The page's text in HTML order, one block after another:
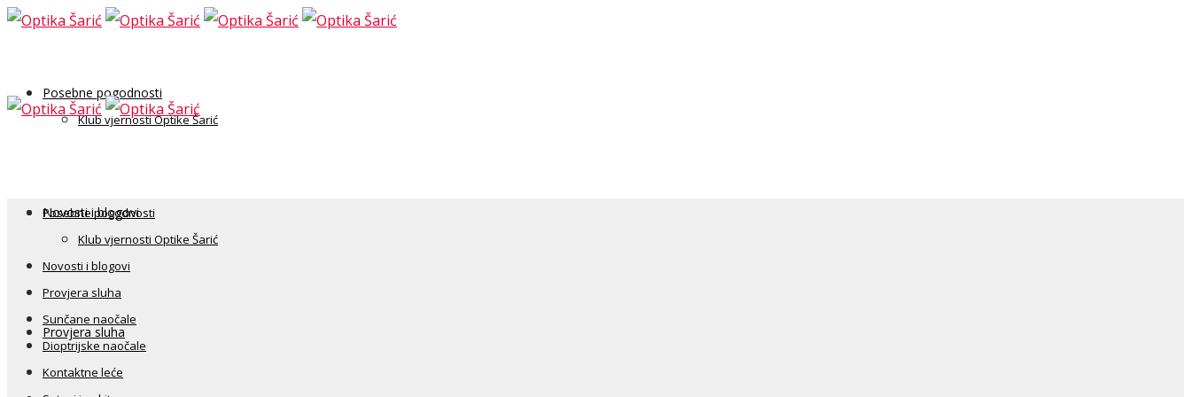
Posebne pogodnosti
Klub vjernosti Optike Šarić
Novosti i blogovi
Provjera sluha
Posebne pogodnosti
Klub vjernosti Optike Šarić
Novosti i blogovi
Provjera sluha
Sunčane naočale
Dioptrijske naočale
Kontaktne leće